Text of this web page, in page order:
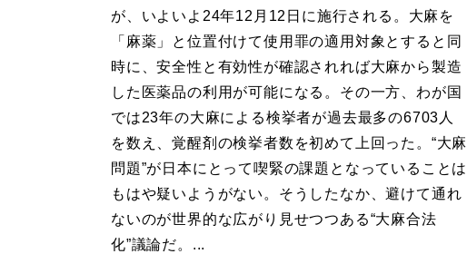
が、いよいよ24年12月12日に施行される。大麻を
「麻薬」と位置付けて使用罪の適用対象とすると同
時に、安全性と有効性が確認されれば大麻から製造
した医薬品の利用が可能になる。その一方、わが国
では23年の大麻による検挙者が過去最多の6703人
を数え、覚醒剤の検挙者数を初めて上回った。“大麻
問題”が日本にとって喫緊の課題となっていることは
もはや疑いようがない。そうしたなか、避けて通れ
ないのが世界的な広がり見せつつある“大麻合法
化”議論だ。...